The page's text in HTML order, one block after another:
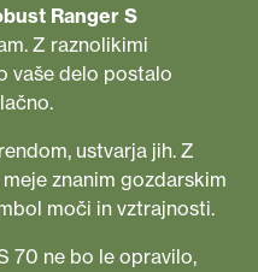
Ranger S
Z raznolikimi
vaše delo postalo
ustvarja jih. Z
znanim gozdarskim
moči in vztrajnosti.
70 ne bo le opravilo,